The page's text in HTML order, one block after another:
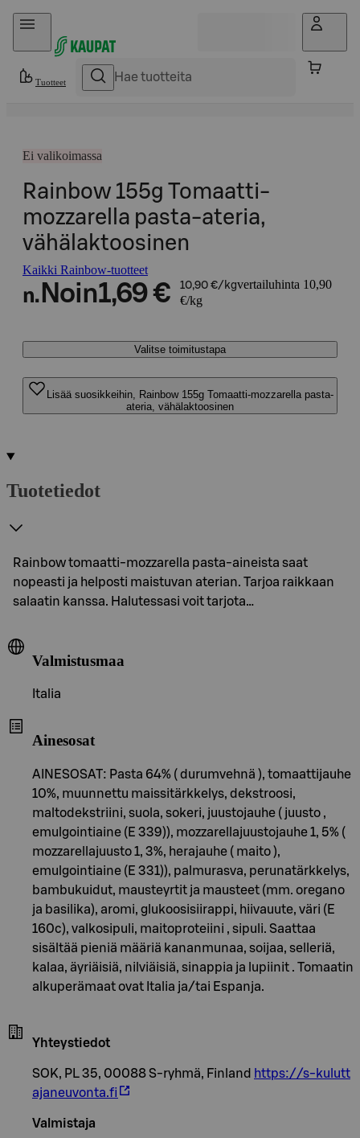
Hyppää sisältöön
Tuotteet
Ei valikoimassa
Rainbow 155g Tomaatti-
mozzarella pasta-ateria,
vähälaktoosinen
Kaikki Rainbow-tuotteet
n. Noin1,69 € 10,90 €/kgvertailuhinta 10,90
€/kg
Valitse toimitustapa
Lisää suosikkeihin, Rainbow 155g Tomaatti-mozzarella pasta-
ateria, vähälaktoosinen
Tuotetiedot
Rainbow tomaatti-mozzarella pasta-aineista saat
nopeasti ja helposti maistuvan aterian. Tarjoa raikkaan
salaatin kanssa. Halutessasi voit tarjota…
Valmistusmaa
Italia
Ainesosat
AINESOSAT: Pasta 64% ( durumvehnä ), tomaattijauhe
10%, muunnettu maissitärkkelys, dekstroosi,
maltodekstriini, suola, sokeri, juustojauhe ( juusto ,
emulgointiaine (E 339)), mozzarellajuustojauhe 1, 5% (
mozzarellajuusto 1, 3%, herajauhe ( maito ),
emulgointiaine (E 331)), palmurasva, perunatärkkelys,
bambukuidut, mausteyrtit ja mausteet (mm. oregano
ja basilika), aromi, glukoosisiirappi, hiivauute, väri (E
160c), valkosipuli, maitoproteiini , sipuli. Saattaa
sisältää pieniä määriä kananmunaa, soijaa, selleriä,
kalaa, äyriäisiä, nilviäisiä, sinappia ja lupiinit . Tomaatin
alkuperämaat ovat Italia ja/tai Espanja.
Yhteystiedot
SOK, PL 35, 00088 S-ryhmä, Finland https://s-kulutt
ajaneuvonta.fi
Valmistaja